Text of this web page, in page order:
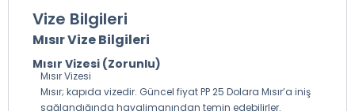
Vize Bilgileri
Mısır Vize Bilgileri
Mısır Vizesi (Zorunlu)
Mısır Vizesi
Mısır; kapıda vizedir. Güncel fiyat PP 25 Dolara Mısır’a iniş
sağlandığında havalimanından temin edebilirler.